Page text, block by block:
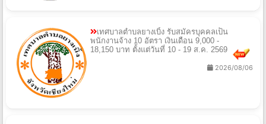
เทศบาลตำบลยางเบิ้ง รับสมัครบุคคลเป็น
พนักงานจ้าง 10 อัตรา เงินเดือน 9,000 -
18,150 บาท ตั้งแต่วันที่ 10 - 19 ส.ค. 2569
2026/08/06